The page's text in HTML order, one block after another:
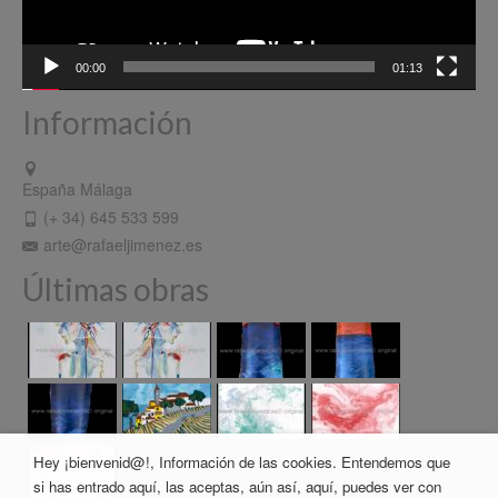
00:00 01:13
Información
España Málaga
(+ 34) 645 533 599
arte@rafaeljimenez.es
Últimas obras
Hey ¡bienvenid@!, Información de las cookies. Entendemos que
si has entrado aquí, las aceptas, aún así, aquí, puedes ver con